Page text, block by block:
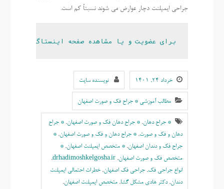
جراحی ایمپلنت دچار عوارض می شوند نسبتاً کم است.
برای عضویت و یا مشاهده صفحه اینستاگرام
خرداد ۲۴, ۱۴۰۱ نویسنده سایت
مطالب آموزشی * جراح فک و صورت اصفهان
* جراح دهان, * جراح دهان فک و صورت اصفهان, * جراح
دهان و فک و صورت, * جراح دهان و فک و صورت اصفهان,
*
جراح فک و دندان اصفهان, * متخصص ایمپلنت اصفهان,
*
متخصص فک و صورت اصفهان,
drhadimoshkelgosha.ir
,
انواع جراحی فک, جراحی فک اصفهان, خطرات احتمالی ایمپلنت
دندان,دکتر هادی مشکل گشا, متخصص ايمپلنت اصفهان,